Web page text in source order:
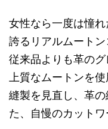
女性なら一度は憧
誇るリアルムートン
従来品よりも革の
上質なムートンを使
縫製を見直し、革
た、自慢のカットワ